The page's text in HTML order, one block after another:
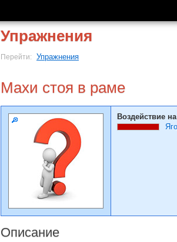
Упражнения
Перейти: Упражнения
Махи стоя в раме
Воздействие
Описание